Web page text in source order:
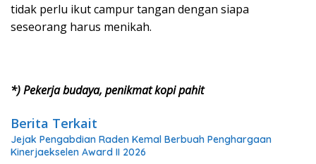
tidak perlu ikut campur tangan dengan siapa
seseorang harus menikah.
*) Pekerja budaya, penikmat kopi pahit
Berita Terkait
Jejak Pengabdian Raden Kemal Berbuah Penghargaan
Kinerjaekselen Award II 2026